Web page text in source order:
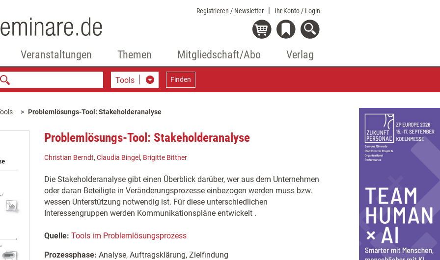
Registrieren / Newsletter Ihr Konto / Login
Veranstaltungen Themen Mitgliedschaft/Abo Verlag
Tools Finden
Problemlösungs-Tool: Stakeholderanalyse
Problemlösungs-Tool: Stakeholderanalyse
Christian Berndt, Claudia Bingel , Brigitte Bittner
Die Stakeholderanalyse gibt einen Überblick darüber, wer aus dem Unternehmen
oder daran Beteiligte in Veränderungsprozesse einbezogen werden muss bzw.
wessen Unterstützung notwendig ist. Für diese unterschiedlichen
Interessengruppen werden Kommunikationspläne entwickelt .
Quelle: Tools im Problemlösungsprozess
Prozessphase: Analyse, Auftragsklärung, Zielfindung